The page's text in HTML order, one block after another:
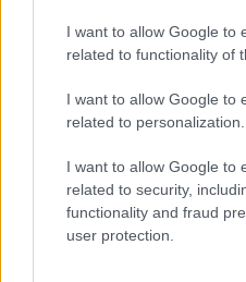
I want to allow Google to
related to functionality of
I want to allow Google to
related to personalization.
I want to allow Google to
related to security,
functionality and fraud
user protection.